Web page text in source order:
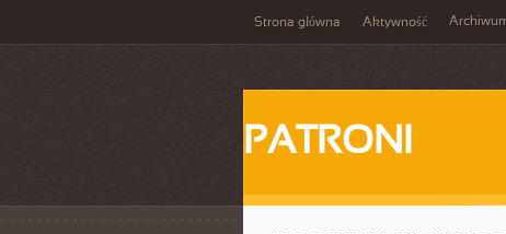
Strona główna Aktywność
PATRONI